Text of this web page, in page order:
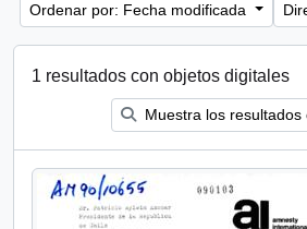
Ordenar por: Fecha modificada
1 resultados con objetos digitales
Muestra los